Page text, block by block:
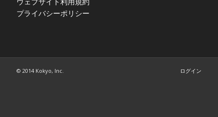
プライバシーポリシー
© 2014 Kokyo, Inc. ログイン